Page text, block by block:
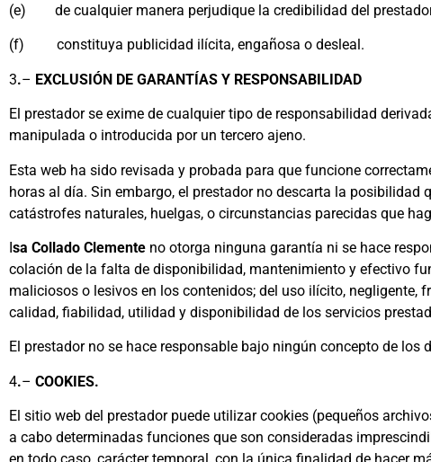
(e) de cualquier manera perjudique la credibilidad del prestador
(f) constituya publicidad ilícita, engañosa o desleal.
3.– EXCLUSIÓN DE GARANTÍAS Y RESPONSABILIDAD
El prestador se exime de cualquier tipo de responsabilidad
manipulada o introducida por un tercero ajeno.
Esta web ha sido revisada y probada para que funcione
horas al día. Sin embargo, el prestador no descarta la posibilidad
catástrofes naturales, huelgas, o circunstancias parecidas que
Isa Collado Clemente no otorga ninguna garantía ni se hace
colación de la falta de disponibilidad, mantenimiento y efectivo
maliciosos o lesivos en los contenidos; del uso ilícito, negligente,
calidad, fiabilidad, utilidad y disponibilidad de los servicios
El prestador no se hace responsable bajo ningún concepto de
4.– COOKIES.
El sitio web del prestador puede utilizar cookies (pequeños
a cabo determinadas funciones que son consideradas